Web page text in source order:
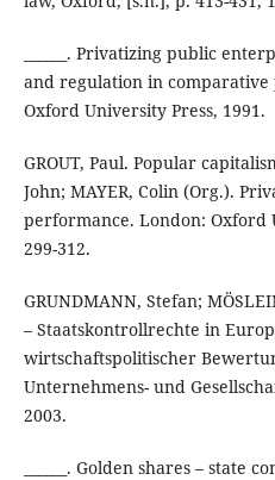
______. Privatizing public
and regulation in comparative
Oxford University Press, 1991.
GROUT, Paul. Popular
John; MAYER, Colin (Org.).
performance. London: Oxford
299-312.
GRUNDMANN, Stefan;
– Staatskontrollrechte in
wirtschaftspolitischer
Unternehmens- und
2003.
______. Golden shares –